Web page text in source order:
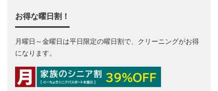
お得な曜日割！
月曜日～金曜日は平日限定の曜日割で、クリーニングがお得
になります。